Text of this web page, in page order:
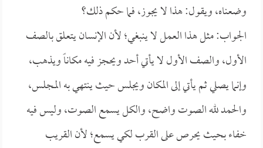
وضعناه، ويقول: هذا لا يجوز، فما حكم ذلك؟
الجواب: مثل هذا العمل لا ينبغي؛ لأن الإنسان يتعلق بالصف
الأول، والصف الأول لا يأتي أحد ويحجز فيه مكاناً ويذهب،
وإنما يصلي ثم يأتي إلى المكان ويجلس حيث ينتهي به المجلس،
والحمد لله الصوت واضح، والكل يسمع الصوت، وليس فيه
خفاء بحيث يحرص على القرب لكي يسمع؛ لأن القريب